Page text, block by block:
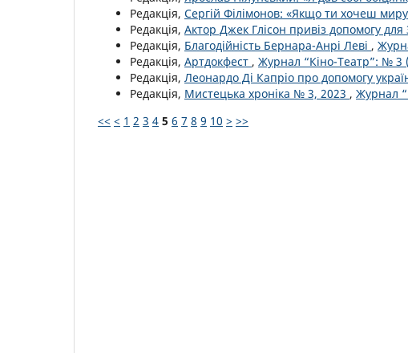
Редакція, Сергій Філімонов: «Якщо ти хочеш
Редакція, Актор Джек Глісон привіз допомогу для
Редакція, Благодійність Бернара-Анрі Леві ,
Редакція, Артдокфест , Журнал “Кіно-Театр”: № 3
Редакція, Леонардо Ді Капріо про допомогу
Редакція, Мистецька хроніка № 3, 2023 , Журнал
<< < 1 2 3 4 5 6 7 8 9 10 > >>